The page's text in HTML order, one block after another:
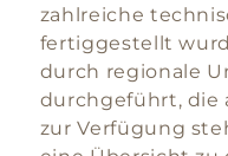
zahlreiche
fertiggestellt
durch regionale
durchgeführt, die
zur Verfügung